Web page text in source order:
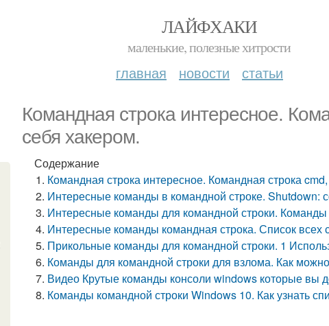
ЛАЙФХАКИ
маленькие, полезные хитрости
главная новости статьи
Командная строка интересное.
себя хакером.
Содержание
Командная строка интересное. Командная строка
Интересные команды в командной строке.
Интересные команды для командной строки.
Интересные команды командная строка. Список
Прикольные команды для командной строки. 1
Команды для командной строки для взлома. Как
Видео Крутые команды консоли windows которые вы
Команды командной строки Windows 10. Как узнать